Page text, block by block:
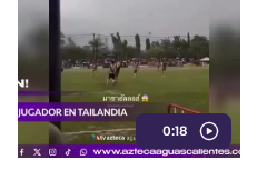
0:18